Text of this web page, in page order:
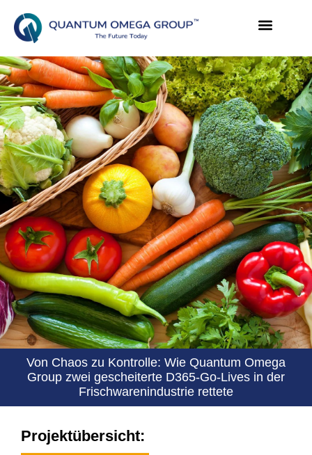
Von Chaos zu Kontrolle: Wie Quantum Omega
Group zwei gescheiterte D365-Go-Lives in der
Frischwarenindustrie rettete
Projektübersicht: